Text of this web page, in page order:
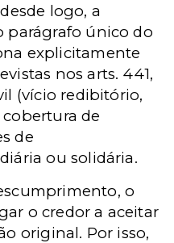
logo, a
parágrafo único do
explicitamente
nos arts. 441,
(vício redibitório,
de
de
ou solidária.
o
o credor a aceitar
original. Por isso,